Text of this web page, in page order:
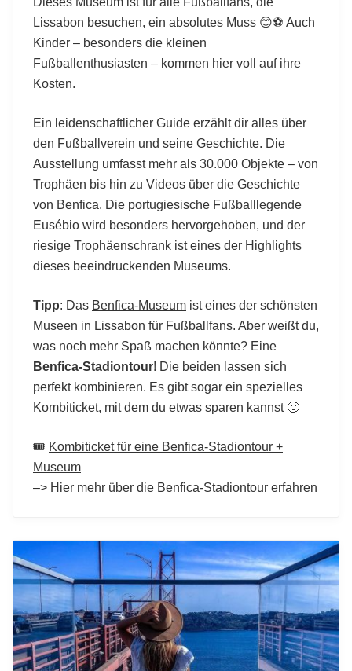
Lissabon besuchen, ein absolutes Muss 😊⚽️ Auch
Kinder – besonders die kleinen
Fußballenthusiasten – kommen hier voll auf ihre
Kosten.
Ein leidenschaftlicher Guide erzählt dir alles über
den Fußballverein und seine Geschichte. Die
Ausstellung umfasst mehr als 30.000 Objekte – von
Trophäen bis hin zu Videos über die Geschichte
von Benfica. Die portugiesische Fußballlegende
Eusébio wird besonders hervorgehoben, und der
riesige Trophäenschrank ist eines der Highlights
dieses beeindruckenden Museums.
Tipp: Das Benfica-Museum ist eines der schönsten
Museen in Lissabon für Fußballfans. Aber weißt du,
was noch mehr Spaß machen könnte? Eine
Benfica-Stadiontour! Die beiden lassen sich
perfekt kombinieren. Es gibt sogar ein spezielles
Kombiticket, mit dem du etwas sparen kannst 🙂
🎟️ Kombiticket für eine Benfica-Stadiontour +
Museum
–> Hier mehr über die Benfica-Stadiontour erfahren